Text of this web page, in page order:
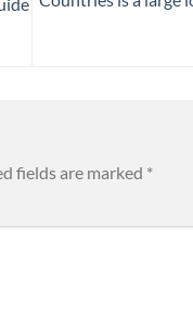
fields are marked *